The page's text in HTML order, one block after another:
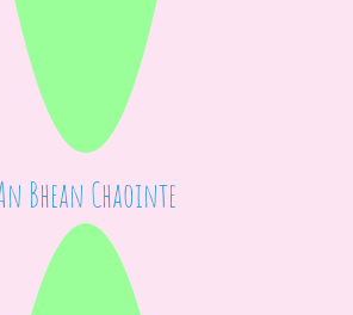
Bhean Chaointe